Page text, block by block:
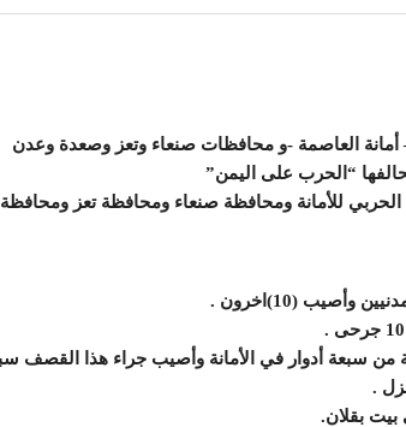
أمانة العاصمة -و محافظات صنعاء وتعز وصعدة وعدن
“الحرب على اليمن”
الحربي للأمانة ومحافظة صنعاء ومحافظة تعز
(10)اخرون .
سبعة أدوار في الأمانة وأصيب جراء هذا القصف